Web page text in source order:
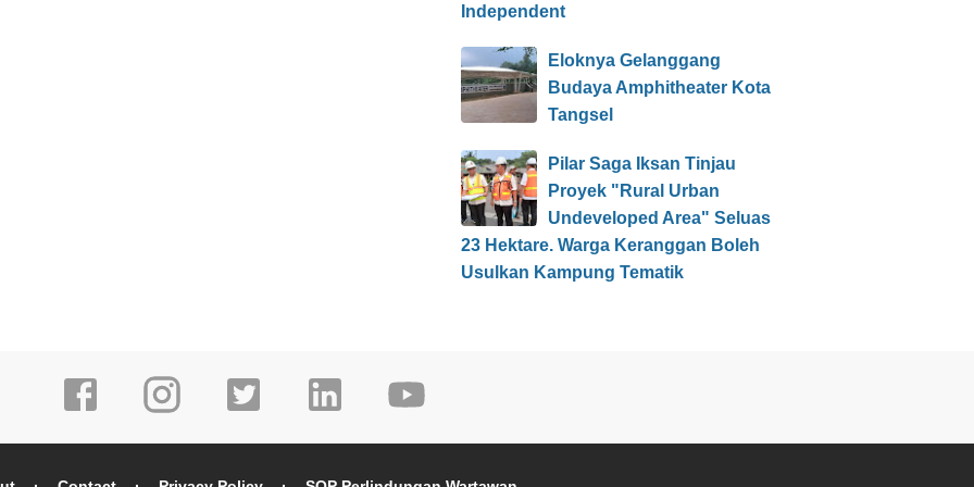
Independent
Eloknya Gelanggang
Budaya Amphitheater Kota
Tangsel
Pilar Saga Iksan Tinjau
Proyek "Rural Urban
Undeveloped Area" Seluas
23 Hektare. Warga Keranggan Boleh
Usulkan Kampung Tematik